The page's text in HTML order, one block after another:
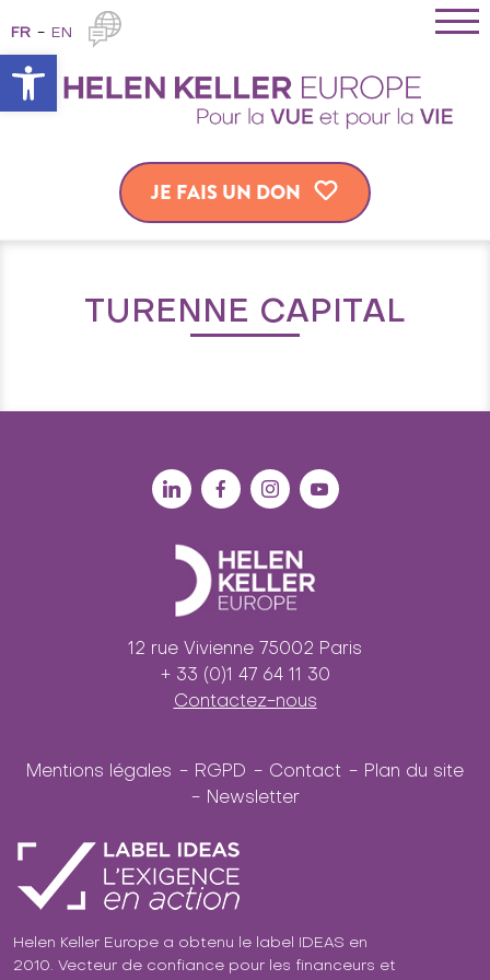
Ouvrir la barre d’outils
FR EN
JE FAIS UN DON
TURENNE CAPITAL
12 rue Vivienne 75002 Paris
+ 33 (0)1 47 64 11 30
Contactez-nous
Mentions légales RGPD Contact
Plan du site
Newsletter
Helen Keller Europe a obtenu le label IDEAS en
2010. Vecteur de confiance pour les financeurs et